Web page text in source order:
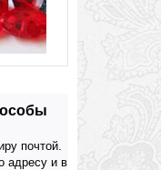
почтой.
адресу и в